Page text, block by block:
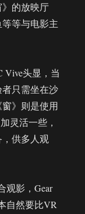
的放映厅
等与电影主
Vive头显，当
只需坐在沙
》则是使用
灵活一些，
供多人观
观影，Gear
自然要比VR